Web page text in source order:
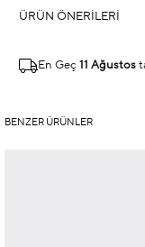
ÜRÜN ÖNERILERI
En Geç 11 Ağustos
BENZER ÜRÜNLER